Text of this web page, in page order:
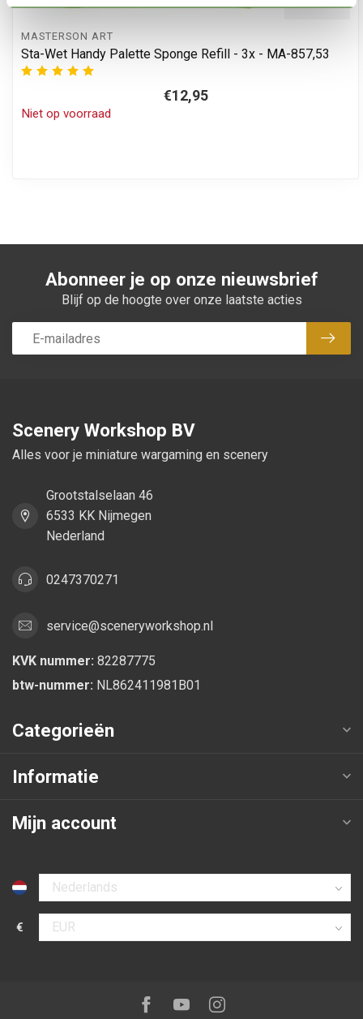
MASTERSON ART
Sta-Wet Handy Palette Sponge Refill - 3x - MA-857,53
€12,95
Niet op voorraad
Abonneer je op onze nieuwsbrief
Blijf op de hoogte over onze laatste acties
Scenery Workshop BV
Alles voor je miniature wargaming en scenery
Grootstalselaan 46
6533 KK Nijmegen
Nederland
0247370271
service@sceneryworkshop.nl
KVK nummer: 82287775
btw-nummer: NL862411981B01
Categorieën
Informatie
Mijn account
Selecteer taal
€
Selecteer valuta
Volg ons op:Facebook
YoutubeInstagram